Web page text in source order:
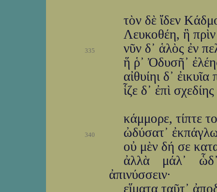
τὸν δὲ ἴδεν
Λευκοθέη, ἣ
335
νῦν δ᾽ ἁλὸς ἐν
ἥ ῥ᾽ Ὀδυσῆ᾽
αἰθυίηι δ᾽
ἷζε δ᾽ ἐπὶ
κάμμορε, τίπτε
340
ὠδύσατ᾽
οὐ μὲν δή σε
ἀλλὰ μάλ᾽
ἀπινύσσειν·
εἵματα ταῦτ᾽